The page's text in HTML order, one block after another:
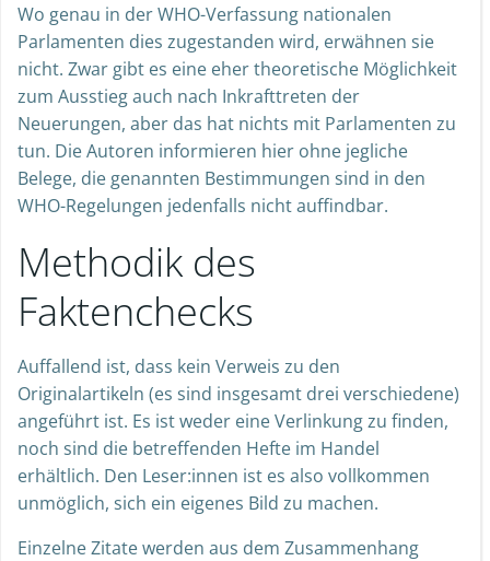
Wo genau in der WHO-Verfassung nationalen
Parlamenten dies zugestanden wird, erwähnen sie
nicht. Zwar gibt es eine eher theoretische Möglichkeit
zum Ausstieg auch nach Inkrafttreten der
Neuerungen, aber das hat nichts mit Parlamenten zu
tun. Die Autoren informieren hier ohne jegliche
Belege, die genannten Bestimmungen sind in den
WHO-Regelungen jedenfalls nicht auffindbar.
Methodik des
Faktenchecks
Auffallend ist, dass kein Verweis zu den
Originalartikeln (es sind insgesamt drei verschiedene)
angeführt ist. Es ist weder eine Verlinkung zu finden,
noch sind die betreffenden Hefte im Handel
erhältlich. Den Leser:innen ist es also vollkommen
unmöglich, sich ein eigenes Bild zu machen.
Einzelne Zitate werden aus dem Zusammenhang